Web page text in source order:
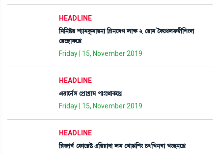
HEADLINE
[³[>Ê¡¹ Å¸à³Aå¡³à¹>à [Nø>ì¤K ºàÛ¡ 2 ë¹à³ íA¡ì=ºó¡´¬ã[Å}ƒà
ëÚì”‚àA¡ìJø
Friday | 15, November 2019
HEADLINE
&¯àì>¢Î ëšøàNøà³ šà}ì=àA¡ìJø
Friday | 15, November 2019
HEADLINE
[¹\à¤¢ ëó¡àì¹Ê¡ &[¹Úàƒà º³ ëJàÙ[Å} W¡;[J>¤à J}Ò>ìJø